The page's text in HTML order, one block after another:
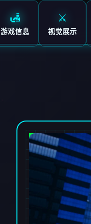
🛃
游戏信息
⚔️
视觉展示